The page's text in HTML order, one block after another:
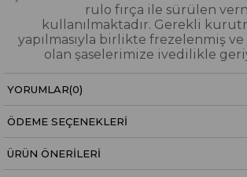
rulo fırça ile sürülen
kullanılmaktadır. Gerekli
yapılmasıyla birlikte frezelenmiş
olan şaselerimize ivedilikle
paketleyerek tarafınıza
YAĞLI BOYA & SİM DOKULU
dijital baskı alınıp hazırlanarak
eşliğinde boya dokunuşları / sim
YORUMLAR(0)
ÖDEME SEÇENEKLERI
ÜRÜN ÖNERILERI